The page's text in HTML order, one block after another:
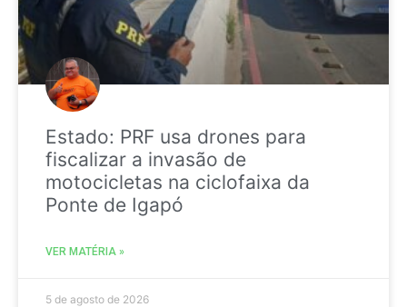
Estado: PRF usa drones para
fiscalizar a invasão de
motocicletas na ciclofaixa da
Ponte de Igapó
VER MATÉRIA »
5 de agosto de 2026